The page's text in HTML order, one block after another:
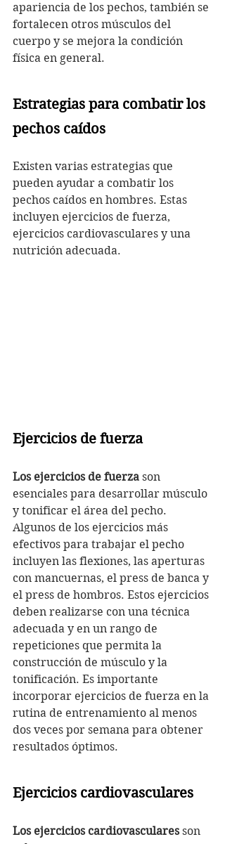
apariencia de los pechos, también se
fortalecen otros músculos del
cuerpo y se mejora la condición
física en general.
Estrategias para combatir los
pechos caídos
Existen varias estrategias que
pueden ayudar a combatir los
pechos caídos en hombres. Estas
incluyen ejercicios de fuerza,
ejercicios cardiovasculares y una
nutrición adecuada.
Ejercicios de fuerza
Los ejercicios de fuerza son
esenciales para desarrollar músculo
y tonificar el área del pecho.
Algunos de los ejercicios más
efectivos para trabajar el pecho
incluyen las flexiones, las aperturas
con mancuernas, el press de banca y
el press de hombros. Estos ejercicios
deben realizarse con una técnica
adecuada y en un rango de
repeticiones que permita la
construcción de músculo y la
tonificación. Es importante
incorporar ejercicios de fuerza en la
rutina de entrenamiento al menos
dos veces por semana para obtener
resultados óptimos.
Ejercicios cardiovasculares
Los ejercicios cardiovasculares son